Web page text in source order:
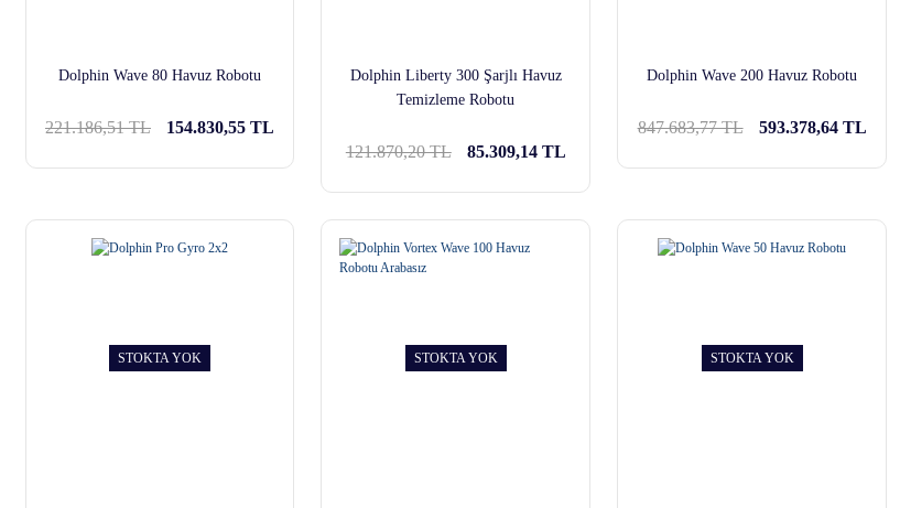
Dolphin Wave 80 Havuz Robotu
221.186,51 TL 154.830,55 TL
Dolphin Liberty 300 Şarjlı Havuz
Temizleme Robotu
121.870,20 TL 85.309,14 TL
Dolphin Wave 200 Havuz Robotu
847.683,77 TL 593.378,64 TL
STOKTA YOK STOKTA YOK STOKTA YOK